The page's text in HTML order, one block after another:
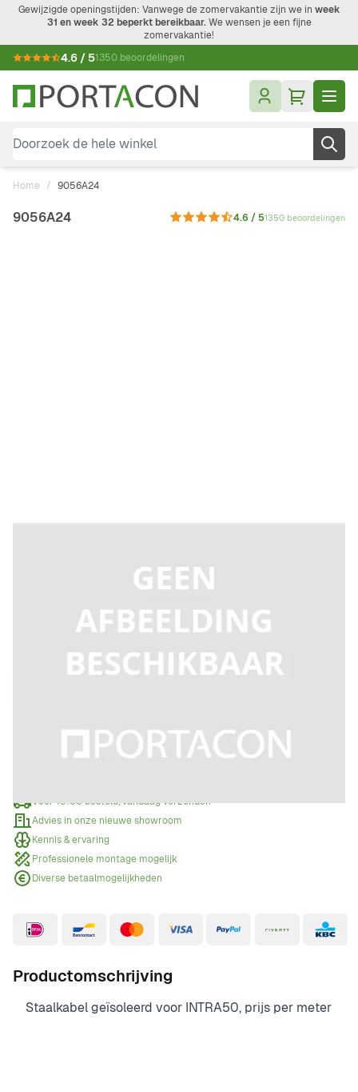
Ga naar de inhoud
Gewijzigde openingstijden: Vanwege de zomervakantie zijn we in week
31 en week 32 beperkt bereikbaar.We wensen je een fijne
zomervakantie!
4.6 / 51350 beoordelingen
Doorzoek de hele winkel
Home / 9056A24
9056A24 4.6 / 51350 beoordelingen
Incl. BTW
€ 4,09
Offerte aanvragen
Wanneer een offerte aanvragen?
Voor 15:00 besteld, vandaag verzonden
Advies in onze nieuwe showroom
Kennis & ervaring
Professionele montage mogelijk
Diverse betaalmogelijkheden
Productomschrijving
Staalkabel geïsoleerd voor INTRA50, prijs per meter